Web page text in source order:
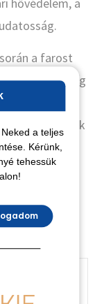
hővédelem, a
a farost
Míg
hőhidaknak
kitölt, így
előtt álló
a teljes
Kérünk,
tehessük